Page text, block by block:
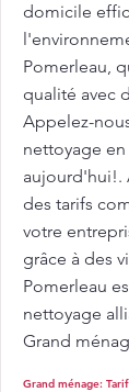
domicile
Pomerleau,
qualité avec
Appelez-
nettoyage
aujourd'hui!.
des tarifs
votre
grâce à des
Pomerleau
nettoyage
Grand
Grand ménage: